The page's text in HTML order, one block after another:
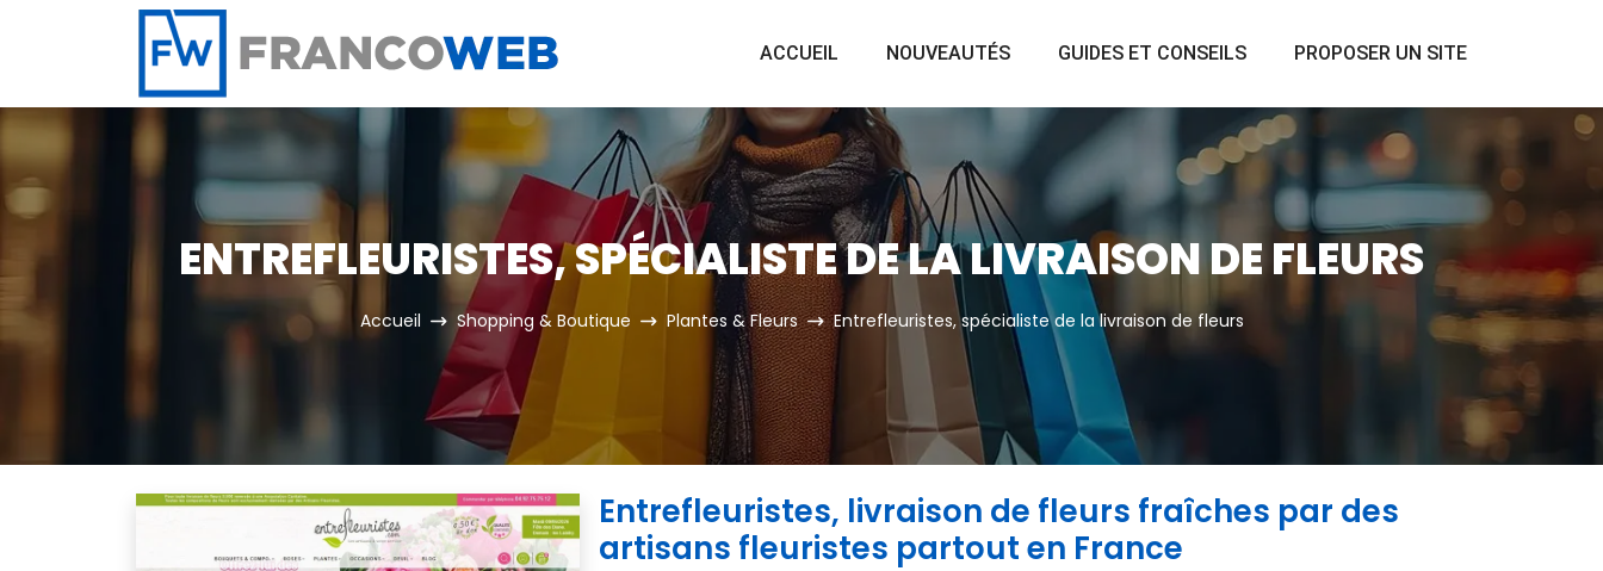
Panneau de gestion des cookies
ACCUEIL NOUVEAUTÉS GUIDES ET CONSEILS PROPOSER UN SITE
ENTREFLEURISTES, SPÉCIALISTE DE LA LIVRAISON DE FLEURS
Accueil Shopping & Boutique Plantes & Fleurs Entrefleuristes, spécialiste de la livraison de fleurs
Entrefleuristes, livraison de fleurs fraîches par des
artisans fleuristes partout en France